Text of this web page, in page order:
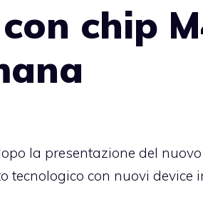
chip
la presentazione del nuovo
tecnologico con nuovi device